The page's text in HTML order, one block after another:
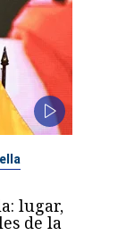
lugar,
de la